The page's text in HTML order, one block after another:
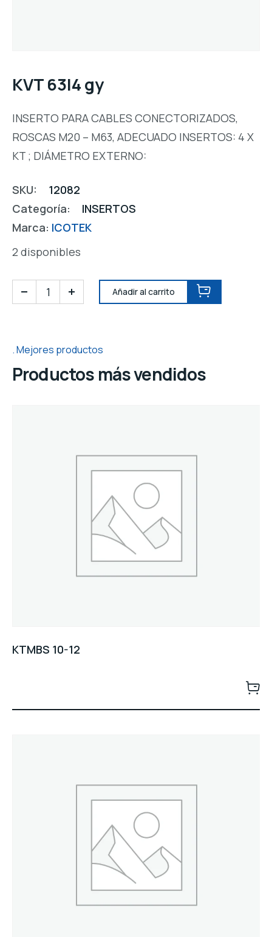
KVT 63|4 gy
INSERTO PARA CABLES CONECTORIZADOS,
ROSCAS M20 – M63, ADECUADO INSERTOS: 4 X
KT ; DIÁMETRO EXTERNO:
SKU:
12082
Categoría:
INSERTOS
Marca: ICOTEK
2 disponibles
Añadir al carrito
Mejores productos
Productos más vendidos
KTMBS 10-12